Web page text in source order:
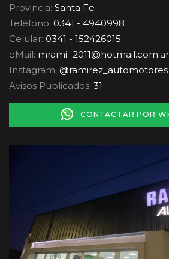
Provincia: Santa Fe
Teléfono: 0341 - 4940998
Celular: 0341 - 152426015
eMail: mrami_2011@hotmail.com.ar
Instagram: @ramirez_automotores
Avisos Publicados: 31
CONTACTAR POR